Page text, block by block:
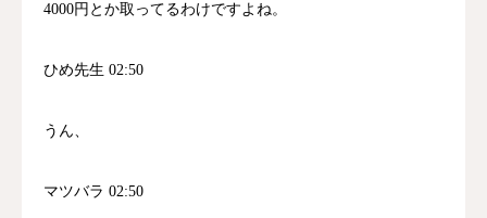
4000円とか取ってるわけですよね。
ひめ先生 02:50
うん、
マツバラ 02:50